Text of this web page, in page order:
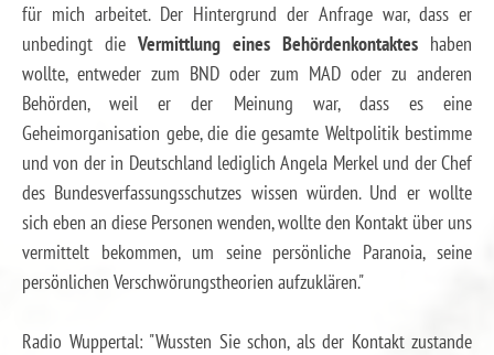
für mich arbeitet. Der Hintergrund der Anfrage war, dass er
unbedingt die Vermittlung eines Behördenkontaktes haben
wollte, entweder zum BND oder zum MAD oder zu anderen
Behörden, weil er der Meinung war, dass es eine
Geheimorganisation gebe, die die gesamte Weltpolitik bestimme
und von der in Deutschland lediglich Angela Merkel und der Chef
des Bundesverfassungsschutzes wissen würden. Und er wollte
sich eben an diese Personen wenden, wollte den Kontakt über uns
vermittelt bekommen, um seine persönliche Paranoia, seine
persönlichen Verschwörungstheorien aufzuklären."
Radio Wuppertal: "Wussten Sie schon, als der Kontakt zustande